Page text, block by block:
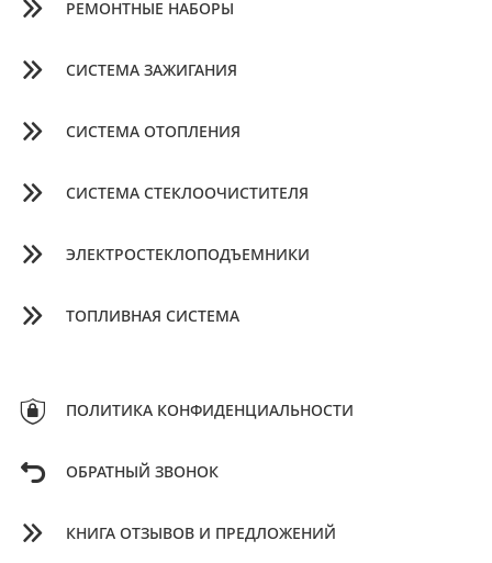
РЕМОНТНЫЕ НАБОРЫ
СИСТЕМА ЗАЖИГАНИЯ
СИСТЕМА ОТОПЛЕНИЯ
СИСТЕМА СТЕКЛООЧИСТИТЕЛЯ
ЭЛЕКТРОСТЕКЛОПОДЪЕМНИКИ
ТОПЛИВНАЯ СИСТЕМА
ПОЛИТИКА КОНФИДЕНЦИАЛЬНОСТИ
ОБРАТНЫЙ ЗВОНОК
КНИГА ОТЗЫВОВ И ПРЕДЛОЖЕНИЙ